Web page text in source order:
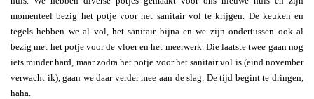
momenteel bezig het potje voor het sanitair vol te krijgen. De keuken en
tegels hebben we al vol, het sanitair bijna en we zijn ondertussen ook al
bezig met het potje voor de vloer en het meerwerk. Die laatste twee gaan nog
iets minder hard, maar zodra het potje voor het sanitair vol is (eind november
verwacht ik), gaan we daar verder mee aan de slag. De tijd begint te dringen,
haha.